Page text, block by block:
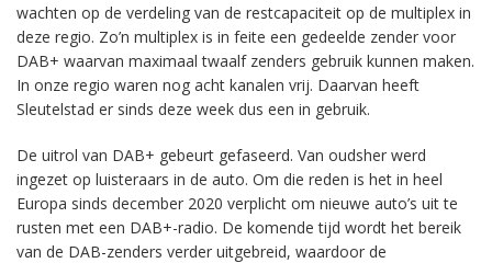
wachten op de verdeling van de restcapaciteit op de multiplex in
deze regio. Zo’n multiplex is in feite een gedeelde zender voor
DAB+ waarvan maximaal twaalf zenders gebruik kunnen maken.
In onze regio waren nog acht kanalen vrij. Daarvan heeft
Sleutelstad er sinds deze week dus een in gebruik.
De uitrol van DAB+ gebeurt gefaseerd. Van oudsher werd
ingezet op luisteraars in de auto. Om die reden is het in heel
Europa sinds december 2020 verplicht om nieuwe auto’s uit te
rusten met een DAB+-radio. De komende tijd wordt het bereik
van de DAB-zenders verder uitgebreid, waardoor de